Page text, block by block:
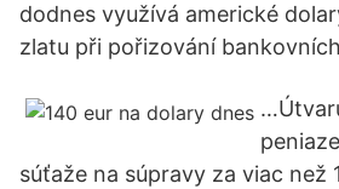
dodnes využívá americké
zlatu při pořizování
súťaže na súpravy za viac než